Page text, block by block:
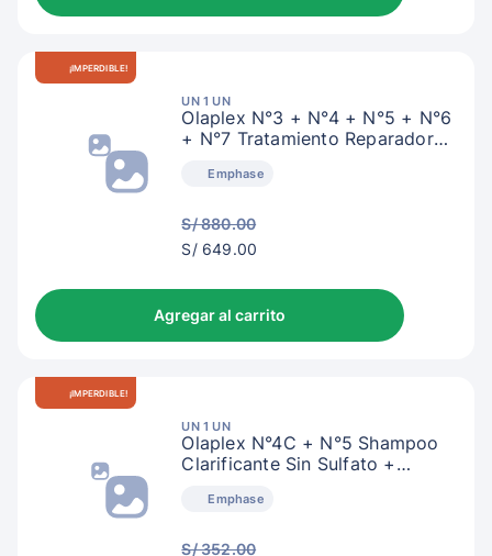
¡IMPERDIBLE!
UN 1 UN
Olaplex N°3 + N°4 + N°5 + N°6
+ N°7 Tratamiento Reparador
Emphase
S/ 880.00
S/
S/ 649.00
Agregar al carrito
¡IMPERDIBLE!
UN 1 UN
Olaplex N°4C + N°5 Shampoo
Clarificante Sin Sulfato +
Emphase
S/ 352.00